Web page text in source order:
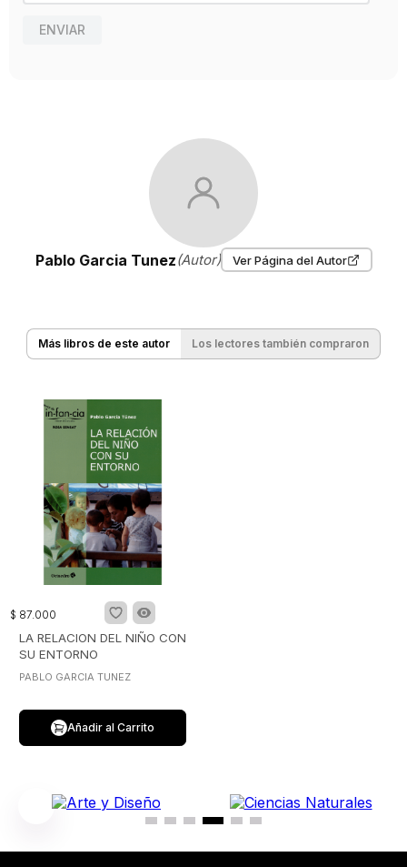
ENVIAR
Pablo Garcia Tunez(Autor) Ver Página del Autor
Más libros de este autor Los lectores también compraron
$ 87.000
LA RELACION DEL NIÑO CON
SU ENTORNO
PABLO GARCIA TUNEZ
Añadir al Carrito